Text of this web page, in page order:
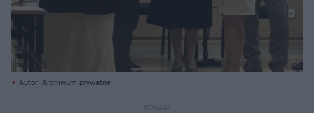
Autor: Archiwum prywatne